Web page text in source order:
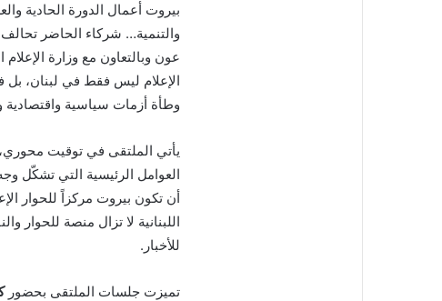
بيروت أعمال الدورة الحادية
والتنمية… شركاء الحاضر تحالف
عون وبالتعاون مع وزارة
الإعلام ليس فقط في لبنان، بل
وطأة أزمات سياسية واقتصادية
يأتي الملتقى في توقيت محوري،
العوامل الرئيسية التي تشكّل
أن تكون بيروت مركزاً للحوار
اللبنانية لا تزال منصة للحوار
للأخبار.
تميزت جلسات الملتقى بحضور